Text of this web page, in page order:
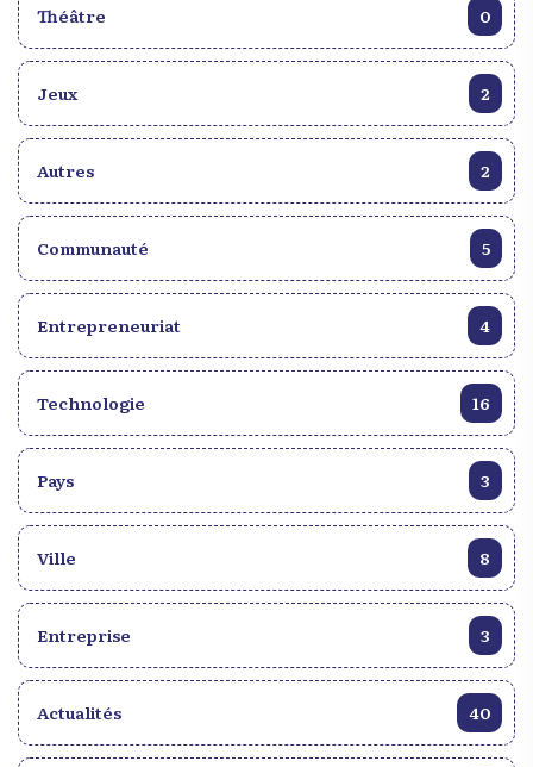
Théâtre 0
Jeux 2
Autres 2
Communauté 5
Entrepreneuriat 4
Technologie 16
Pays 3
Ville 8
Entreprise 3
Actualités 40